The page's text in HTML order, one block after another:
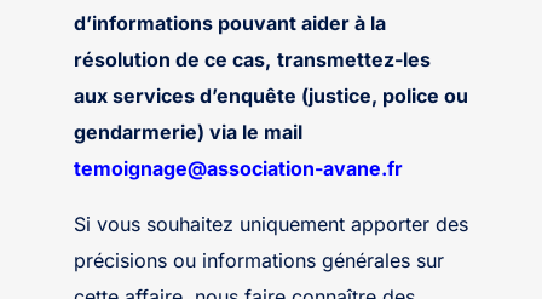
d’informations pouvant aider à la
résolution de ce cas, transmettez-les
aux services d’enquête (justice, police ou
gendarmerie) via le mail
temoignage@association-avane.fr
Si vous souhaitez uniquement apporter des
précisions ou informations générales sur